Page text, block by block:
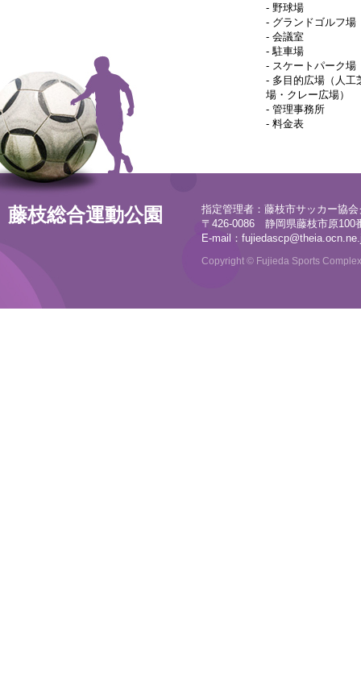
- 野球場
- グランドゴルフ場
- 会議室
-駐車場
- スケートパーク場
- 多目的広場（人工
場・クレー広場）
- 管理事務所
- 料金表
藤枝総合運動公園
指定管理者：藤枝市サッカー協
〒426-0086 静岡県藤枝市原100
E-mail：
Copyright © Fujieda Sports